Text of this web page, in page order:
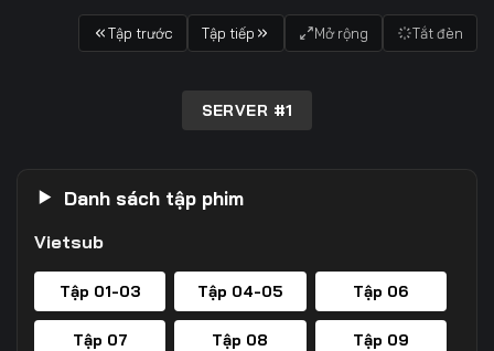
Tập trước Tập tiếp Mở rộng Tắt đèn
SERVER #1
Danh sách tập phim
Vietsub
Tập 01-03 Tập 04-05 Tập 06
Tập 07 Tập 08 Tập 09